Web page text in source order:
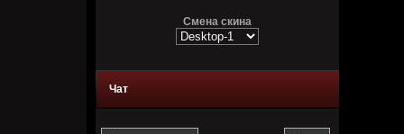
Смена скина
Чат